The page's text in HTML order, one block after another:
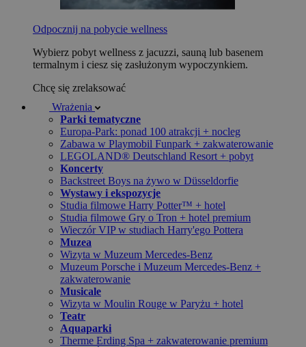
Odpocznij na pobycie wellness
Wybierz pobyt wellness z jacuzzi, sauną lub basenem
termalnym i ciesz się zasłużonym wypoczynkiem.
Chcę się zrelaksować
Wrażenia
Parki tematyczne
Europa-Park: ponad 100 atrakcji + nocleg
Zabawa w Playmobil Funpark + zakwaterowanie
LEGOLAND® Deutschland Resort + pobyt
Koncerty
Backstreet Boys na żywo w Düsseldorfie
Wystawy i ekspozycje
Studia filmowe Harry Potter™ + hotel
Studia filmowe Gry o Tron + hotel premium
Wieczór VIP w studiach Harry'ego Pottera
Muzea
Wizyta w Muzeum Mercedes-Benz
Muzeum Porsche i Muzeum Mercedes-Benz +
zakwaterowanie
Musicale
Wizyta w Moulin Rouge w Paryżu + hotel
Teatr
Aquaparki
Therme Erding Spa + zakwaterowanie premium